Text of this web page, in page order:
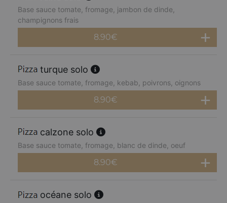
Base sauce tomate, fromage, jambon de dinde,
champignons frais
8.90€
turque solo
Base sauce tomate, fromage, kebab, poivrons, oignons
8.90€
calzone solo
Base sauce tomate, fromage, blanc de dinde, oeuf
8.90€
océane solo